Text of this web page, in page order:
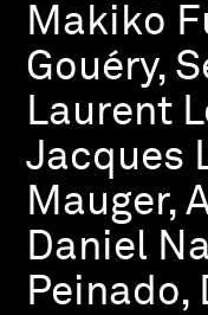
Makiko
Gouéry,
Laurent
Jacques
Mauger,
Daniel
Peinado,